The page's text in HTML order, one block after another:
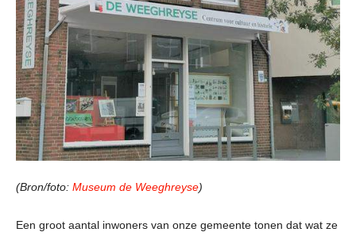
(Bron/foto: Museum de Weeghreyse)
Een groot aantal inwoners van onze gemeente tonen dat wat ze